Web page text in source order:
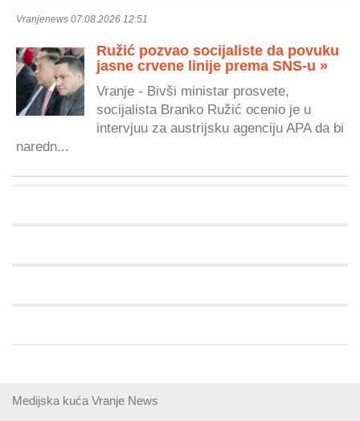
Vranjenews 07.08.2026 12:51
Ružić pozvao socijaliste da povuku
jasne crvene linije prema SNS-u »
Vranje - Bivši ministar prosvete,
socijalista Branko Ružić ocenio je u
intervjuu za austrijsku agenciju APA da bi
naredn...
Medijska kuća Vranje News